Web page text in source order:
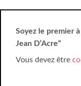
Soyez le premier
Jean D’Acre”
Vous devez être